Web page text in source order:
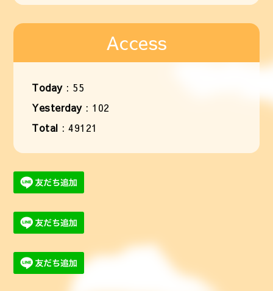
Access
Today: 55
Yesterday: 102
Total :49121